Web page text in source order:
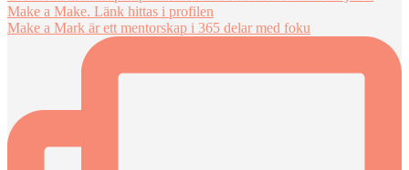
Make a Mark är ett mentorskap i 365 delar med foku